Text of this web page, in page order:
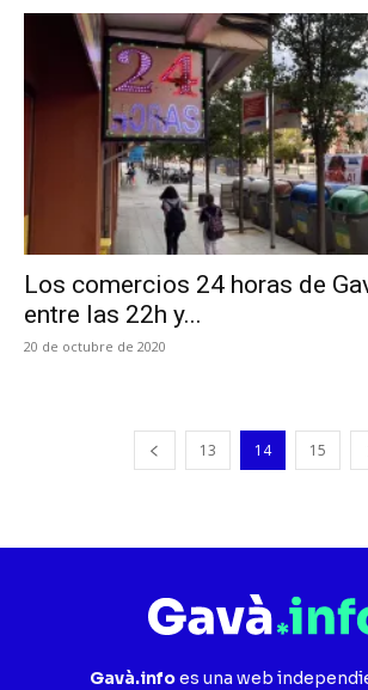
Los comercios 24 horas de
entre las 22h y...
20 de octubre de 2020
13 14 15
Gavà.infoes una web